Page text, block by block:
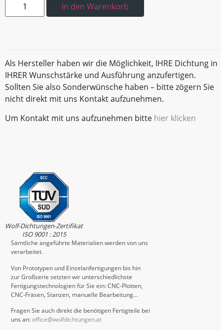
In den Warenkorb
Als Hersteller haben wir die Möglichkeit, IHRE Dichtung in
IHRER Wunschstärke und Ausführung anzufertigen.
Sollten Sie also Sonderwünsche haben – bitte zögern Sie
nicht direkt mit uns Kontakt aufzunehmen.
Um Kontakt mit uns aufzunehmen bitte hier klicken
Wolf-Dichtungen-Zertifikat
ISO 9001 : 2015
Sämtliche angeführte Materialien werden von uns
verarbeitet.
Von Prototypen und Einzelanfertigungen bis hin
zur Großserie setzten wir unterschiedlichste
Fertigungstechnologien für Sie ein: CNC-Plotten,
CNC-Fräsen, Stanzen, manuelle Bearbeitung…
Fragen Sie auch direkt die benötigen Fertigteile bei
uns an:office@wolfdichtungen.at